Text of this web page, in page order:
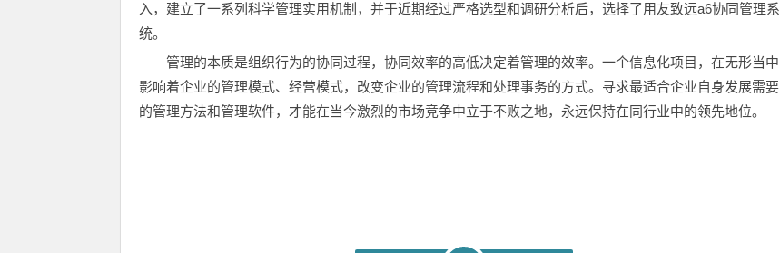
入，建立了一系列科学管理实用机制，并于近期经过严格选型和调研分析后，选择了用友致远a6协同管理系
统。
管理的本质是组织行为的协同过程，协同效率的高低决定着管理的效率。一个信息化项目，在无形当中
影响着企业的管理模式、经营模式，改变企业的管理流程和处理事务的方式。寻求最适合企业自身发展需要
的管理方法和管理软件，才能在当今激烈的市场竞争中立于不败之地，永远保持在同行业中的领先地位。